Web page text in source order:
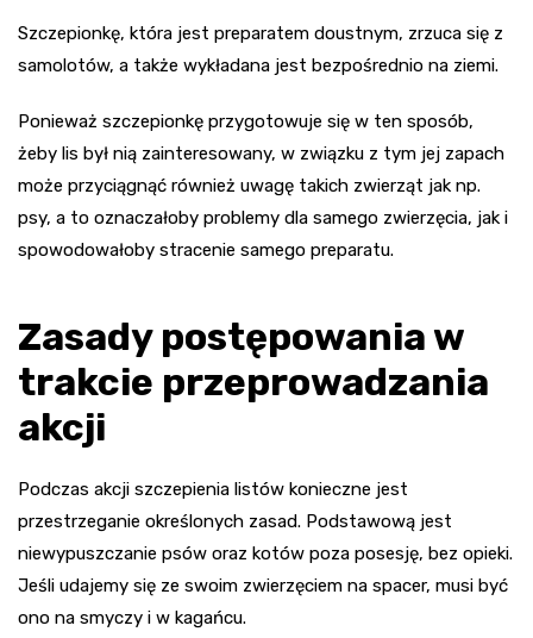
Szczepionkę, która jest preparatem doustnym, zrzuca się z
samolotów, a także wykładana jest bezpośrednio na ziemi.
Ponieważ szczepionkę przygotowuje się w ten sposób,
żeby lis był nią zainteresowany, w związku z tym jej zapach
może przyciągnąć również uwagę takich zwierząt jak np.
psy, a to oznaczałoby problemy dla samego zwierzęcia, jak i
spowodowałoby stracenie samego preparatu.
Zasady postępowania w
trakcie przeprowadzania
akcji
Podczas akcji szczepienia listów konieczne jest
przestrzeganie określonych zasad. Podstawową jest
niewypuszczanie psów oraz kotów poza posesję, bez opieki.
Jeśli udajemy się ze swoim zwierzęciem na spacer, musi być
ono na smyczy i w kagańcu.